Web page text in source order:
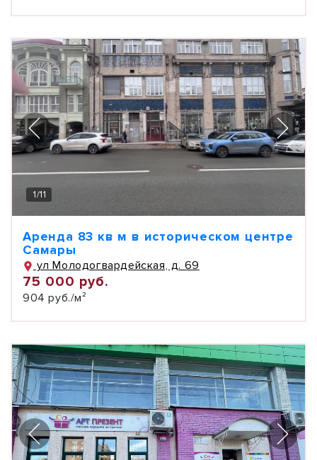
1/11
Аренда 83 кв м в историческом центре
Самары
ул Молодогвардейская, д. 69
75 000 руб.
904 руб./м²